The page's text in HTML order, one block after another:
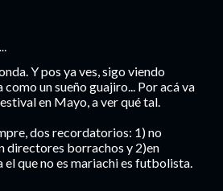
Y pos ya ves, sigo viendo
como un sueño guajiro... Por acá va
en Mayo, a ver qué tal.
dos recordatorios: 1) no
directores borrachos y 2)en
el que no es mariachi es futbolista.